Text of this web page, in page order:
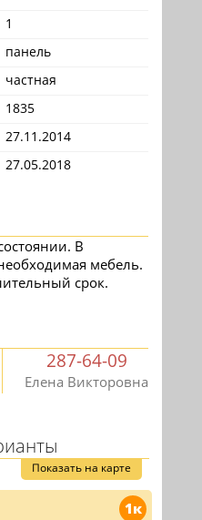
1
панель
частная
1835
27.11.2014
27.05.2018
В
мебель.
срок.
287-64-09
Елена Викторовна
Показать на карте
1к